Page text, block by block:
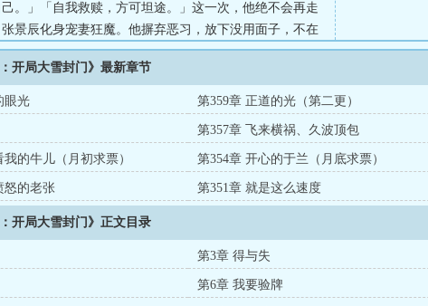
。」「自我救赎，方可坦途。」这一次，他绝不会再走
景辰化身宠妻狂魔。他摒弃恶习，放下没用面子，不在
每一步，大钱小钱两手抓，只为了让家人过上幸福生
。...这是一个普通人的普通重生故事。没有动则上亿的
：开局大雪封门》最新章节
眼光 第359章 正道的光（第二更）
第357章 飞来横祸、久波顶包
的牛儿（月初求票） 第354章 开心的于兰（月底求票）
怒的老张 第351章 就是这么速度
：开局大雪封门》正文目录
第3章 得与失
第6章 我要验牌